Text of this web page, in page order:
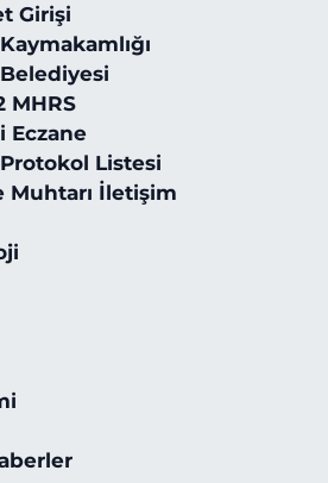
Girişi
MHRS
Eczane
Listesi
Muhtarı İletişim